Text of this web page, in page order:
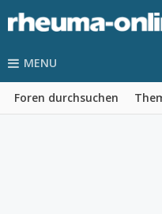
MENU
Foren durchsuchen